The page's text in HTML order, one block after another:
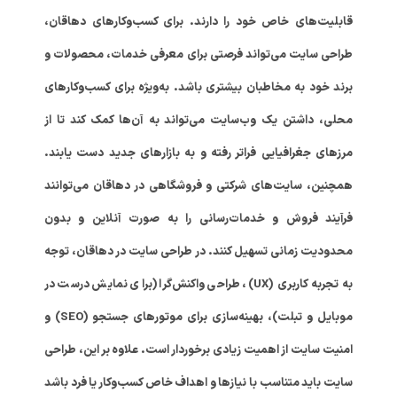
قابلیت‌های خاص خود را دارند. برای کسب‌وکارهای دهاقان،
طراحی سایت می‌تواند فرصتی برای معرفی خدمات، محصولات و
برند خود به مخاطبان بیشتری باشد. به‌ویژه برای کسب‌وکارهای
محلی، داشتن یک وب‌سایت می‌تواند به آن‌ها کمک کند تا از
مرزهای جغرافیایی فراتر رفته و به بازارهای جدید دست یابند.
همچنین، سایت‌های شرکتی و فروشگاهی در دهاقان می‌توانند
فرآیند فروش و خدمات‌رسانی را به صورت آنلاین و بدون
محدودیت زمانی تسهیل کنند. در طراحی سایت در دهاقان، توجه
به تجربه کاربری (UX)، طراحی واکنش‌گرا (برای نمایش درست در
موبایل و تبلت)، بهینه‌سازی برای موتورهای جستجو (SEO) و
امنیت سایت از اهمیت زیادی برخوردار است. علاوه بر این، طراحی
سایت باید متناسب با نیازها و اهداف خاص کسب‌وکار یا فرد باشد